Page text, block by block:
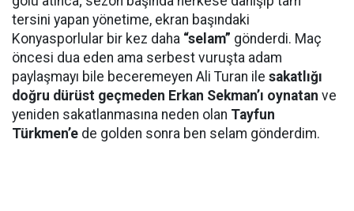
tersini yapan yönetime, ekran başındaki
Konyasporlular bir kez daha “selam” gönderdi. Maç
öncesi dua eden ama serbest vuruşta adam
paylaşmayı bile beceremeyen Ali Turan ile sakatlığı
doğru dürüst geçmeden Erkan Sekman’ı oynatan ve
yeniden sakatlanmasına neden olan Tayfun
Türkmen’e de golden sonra ben selam gönderdim.